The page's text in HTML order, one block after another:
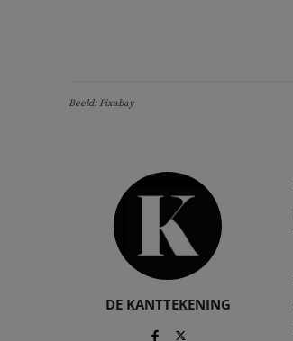
Beeld: Pixabay
DE KANTTEKENING